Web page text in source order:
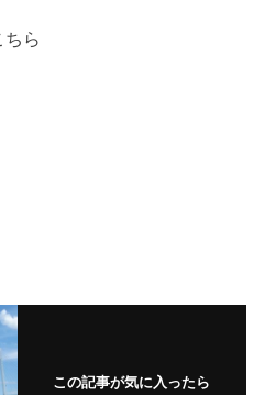
ちら
この記事が気に入ったら